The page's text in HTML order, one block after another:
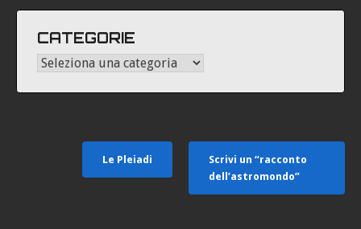
CATEGORIE
Le Pleiadi
Scrivi un “racconto
dell’astromondo”